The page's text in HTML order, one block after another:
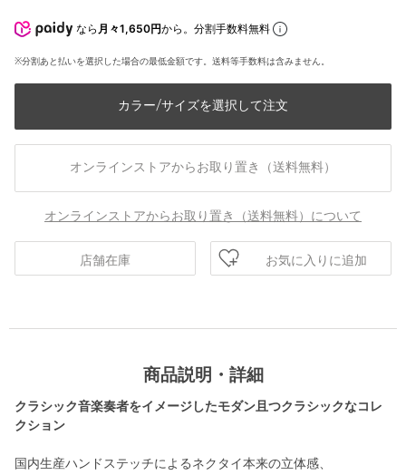
なら 月々1,650円から。分割手数料無料
※分割あと払いを選択した場合の最低金額です。送料等手数料は含みません。
カラー/サイズを選択して注文
オンラインストアからお取り置き（送料無料）
オンラインストアからお取り置き（送料無料）について
店舗在庫 お気に入りに追加
商品説明・詳細
クラシック音楽奏者をイメージしたモダン且つクラシックなコレ
クション
国内生産ハンドステッチによるネクタイ本来の立体感、